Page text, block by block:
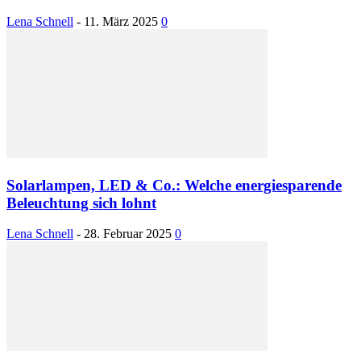
Lena Schnell - 11. März 2025 0
Solarlampen, LED & Co.: Welche energiesparende
Beleuchtung sich lohnt
Lena Schnell - 28. Februar 2025 0